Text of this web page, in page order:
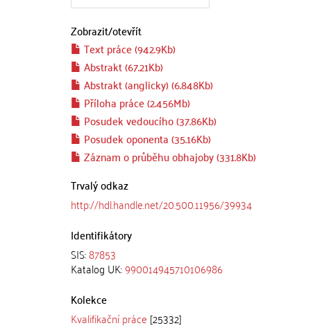
Zobrazit/otevřít
Text práce (942.9Kb)
Abstrakt (67.21Kb)
Abstrakt (anglicky) (6.848Kb)
Příloha práce (2.456Mb)
Posudek vedoucího (37.86Kb)
Posudek oponenta (35.16Kb)
Záznam o průběhu obhajoby (331.8Kb)
Trvalý odkaz
http://hdl.handle.net/20.500.11956/39934
Identifikátory
SIS:87853
Katalog UK:990014945710106986
Kolekce
Kvalifikační práce [25332]